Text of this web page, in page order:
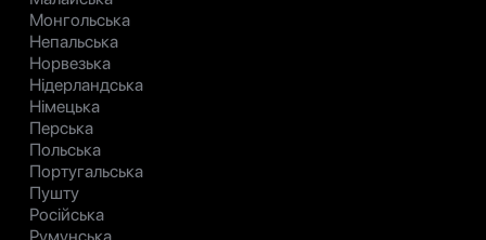
Монгольська
Непальська
Норвезька
Нідерландська
Німецька
Перська
Польська
Португальська
Пушту
Російська
Румунська